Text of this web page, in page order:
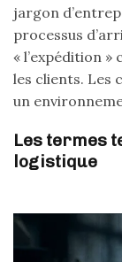
jargon
processus
« l’expédition
les clients. Les
un
Les termes
logistique